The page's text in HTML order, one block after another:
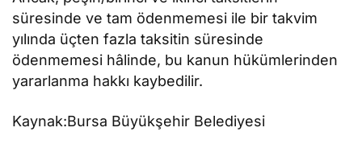
süresinde ve tam ödenmemesi ile bir takvim
yılında üçten fazla taksitin süresinde
ödenmemesi hâlinde, bu kanun hükümlerinden
yararlanma hakkı kaybedilir.
Kaynak:Bursa Büyükşehir Belediyesi